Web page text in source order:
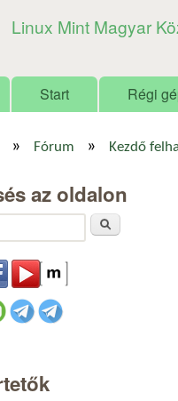
Linux Mint Magyar
Start Régi
» Fórum » Kezdő
az oldalon